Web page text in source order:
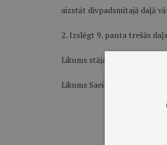
aizstāt divpadsmitajā daļā
2. Izslēgt 9. panta trešās
Likums stājas spēkā 2019.
Likums Saeimā pieņemts